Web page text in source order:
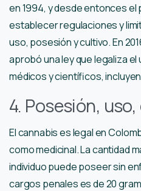
en 1994, y desde entonces el
establecer regulaciones y
uso, posesión y cultivo. En
aprobó una ley que legaliza
médicos y científicos,
4. Posesión,
El cannabis es legal en
como medicinal. La cantidad
individuo puede poseer sin
cargos penales es de 20